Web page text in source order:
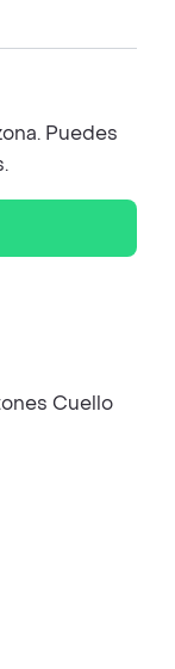
Puedes
Cuello